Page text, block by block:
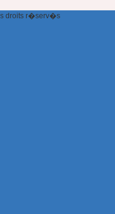
droits r�serv�s